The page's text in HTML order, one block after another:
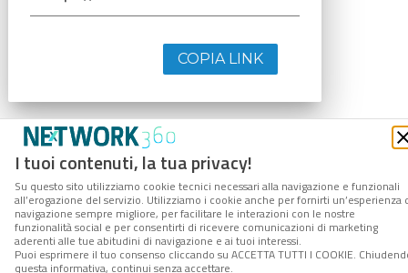
I tuoi contenuti, la tua privacy!
Su questo sito utilizziamo cookie tecnici necessari alla navigazione e funzionali
all’erogazione del servizio. Utilizziamo i cookie anche per fornirti un’esperienza
navigazione sempre migliore, per facilitare le interazioni con le nostre
funzionalità social e per consentirti di ricevere comunicazioni di marketing
aderenti alle tue abitudini di navigazione e ai tuoi interessi.
Puoi esprimere il tuo consenso cliccando su ACCETTA TUTTI I COOKIE.
questa informativa, continui senza accettare.
COPIA LINK